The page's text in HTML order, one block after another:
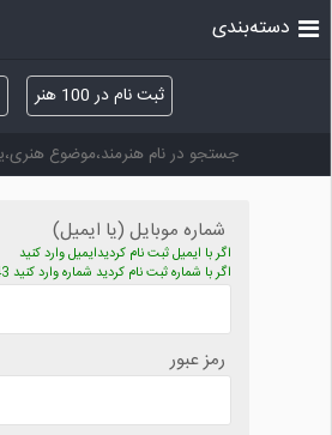
ثبت نام در 100 هنر
دسته‌بندی
شماره موبایل (یا ایمیل)
اگر با ایمیل ثبت نام کردیدایمیل وارد کنید
اگر با شماره ثبت نام کردید شماره وارد کنید 9129876543
رمز عبور